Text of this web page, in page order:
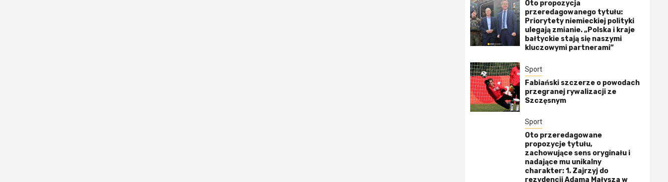
Oto propozycja
przeredagowanego tytułu:
Priorytety niemieckiej polityki
ulegają zmianie. „Polska i kraje
bałtyckie stają się naszymi
kluczowymi partnerami”
Sport
Fabiański szczerze o powodach
przegranej rywalizacji ze
Szczęsnym
Sport
Oto przeredagowane
propozycje tytułu,
zachowujące sens oryginału i
nadające mu unikalny
charakter: 1. Zajrzyj do
rezydencji Adama Małysza w